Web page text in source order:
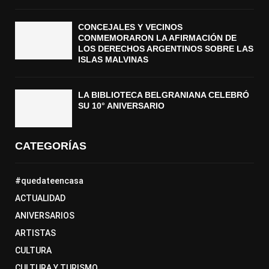
CONCEJALES Y VECINOS
CONMEMORARON LA AFIRMACIÓN DE
LOS DERECHOS ARGENTINOS SOBRE LAS
ISLAS MALVINAS
LA BIBLIOTECA BELGRANIANA CELEBRÓ
SU 10° ANIVERSARIO
CATEGORÍAS
#quedateencasa
ACTUALIDAD
ANIVERSARIOS
ARTISTAS
CULTURA